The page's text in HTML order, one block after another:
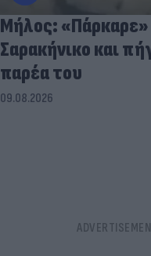
Μήλος:
Σαρακήνικο και
παρέα του
09.08.2026